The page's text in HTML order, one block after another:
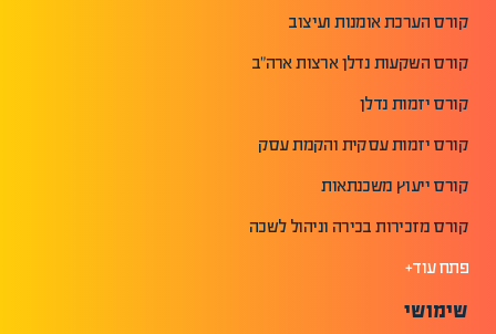
קורס הערכת אומנות ועיצוב
קורס השקעות נדלן ארצות ארה"ב
קורס יזמות נדלן
קורס יזמות עסקית והקמת עסק
קורס ייעוץ משכנתאות
קורס מזכירות בכירה וניהול לשכה
פתח עוד+
שימושי